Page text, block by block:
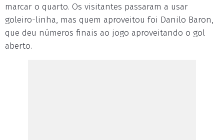
marcar o quarto. Os visitantes passaram a usar
goleiro-linha, mas quem aproveitou foi Danilo Baron,
que deu números finais ao jogo aproveitando o gol
aberto.